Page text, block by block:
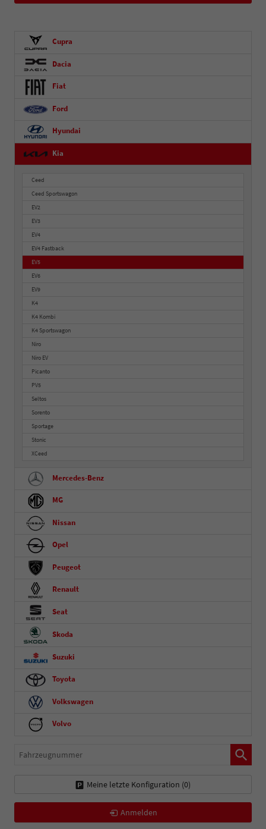
Cupra
Dacia
Fiat
Ford
Hyundai
Kia
Ceed
Ceed Sportswagon
EV2
EV3
EV4
EV4 Fastback
EV5
EV6
EV9
K4
K4 Kombi
K4 Sportswagon
Niro
Niro EV
Picanto
PV5
Seltos
Sorento
Sportage
Stonic
XCeed
Mercedes-Benz
MG
Nissan
Opel
Peugeot
Renault
Seat
Skoda
Suzuki
Toyota
Volkswagen
Volvo
Fahrzeugnummer
Meine letzte Konfiguration (0)
Anmelden